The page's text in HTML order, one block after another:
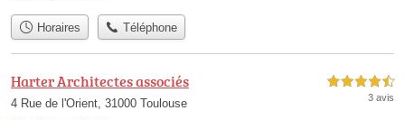
Horaires Téléphone
Harter Architectes associés
4 Rue de l'Orient, 31000 Toulouse
4,5 étoiles sur 5
3 avis